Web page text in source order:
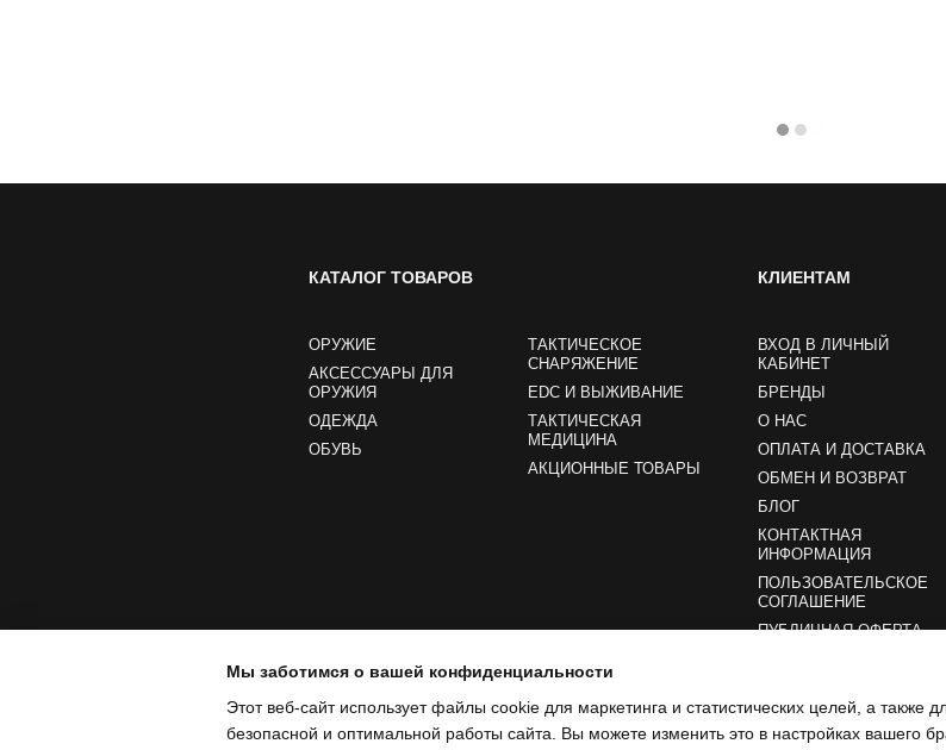
КАТАЛОГ ТОВАРОВ
ОРУЖИЕ
АКСЕССУАРЫ ДЛЯ
ОРУЖИЯ
ОДЕЖДА
ОБУВЬ
ТАКТИЧЕСКОЕ
СНАРЯЖЕНИЕ
EDC И ВЫЖИВАНИЕ
ТАКТИЧЕСКАЯ
МЕДИЦИНА
АКЦИОННЫЕ ТОВАРЫ
КЛИЕНТАМ
ВХОД В ЛИЧНЫЙ
КАБИНЕТ
БРЕНДЫ
О НАС
ОПЛАТА И ДОСТАВКА
ОБМЕН И ВОЗВРАТ
БЛОГ
КОНТАКТНАЯ
ИНФОРМАЦИЯ
ПОЛЬЗОВАТЕЛЬСКОЕ
СОГЛАШЕНИЕ
ПУБЛИЧНАЯ ОФЕРТА
Мы заботимся о вашей конфиденциальности
Этот веб-сайт использует файлы cookie для маркетинга и статистических целей, а также
безопасной и оптимальной работы сайта. Вы можете изменить это в настройках вашего